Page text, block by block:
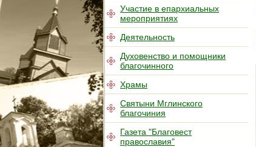
Участие в епархиальных
мероприятиях
Деятельность
Духовенство и помощники
благочинного
Храмы
Святыни Мглинского
благочиния
Газета "Благовест
православия"